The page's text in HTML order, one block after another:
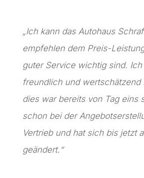
„Ich kann das Autohaus
empfehlen dem Preis-
guter Service wichtig sind.
freundlich und wertschätzend
dies war bereits von Tag eins
schon bei der
Vertrieb und hat sich bis jetzt
geändert.“